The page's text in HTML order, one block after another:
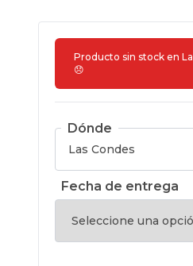
Producto sin stock en
😞
Dónde
Fecha de entrega